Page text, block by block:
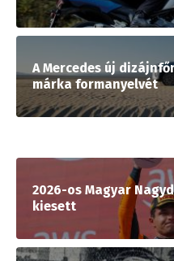
A Mercedes új
márka formanyelvét
2026-os Magyar
kiesett